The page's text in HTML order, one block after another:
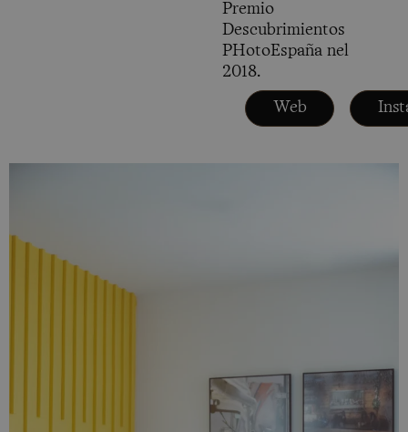
Premio
Descubrimientos
PHotoEspaña nel
2018.
Web